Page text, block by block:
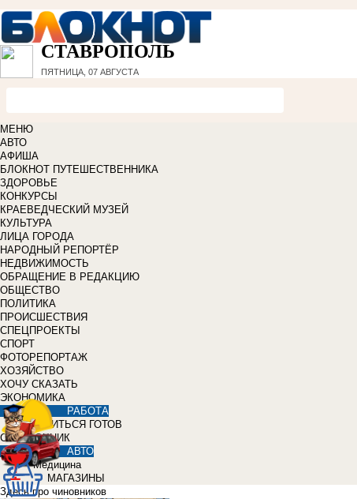
СТАВРОПОЛЬ
ПЯТНИЦА, 07 АВГУСТА
МЕНЮ
АВТО
АФИША
БЛОКНОТ ПУТЕШЕСТВЕННИКА
ЗДОРОВЬЕ
КОНКУРСЫ
КРАЕВЕДЧЕСКИЙ МУЗЕЙ
КУЛЬТУРА
ЛИЦА ГОРОДА
НАРОДНЫЙ РЕПОРТЁР
НЕДВИЖИМОСТЬ
ОБРАЩЕНИЕ В РЕДАКЦИЮ
ОБЩЕСТВО
ПОЛИТИКА
ПРОИСШЕСТВИЯ
СПЕЦПРОЕКТЫ
СПОРТ
ФОТОРЕПОРТАЖ
ХОЗЯЙСТВО
ХОЧУ СКАЗАТЬ
ЭКОНОМИКА
РАБОТА
УЧИТЬСЯ ГОТОВ
СПРАВОЧНИК
АВТО
Медицина
МАГАЗИНЫ
Здесь про чиновников